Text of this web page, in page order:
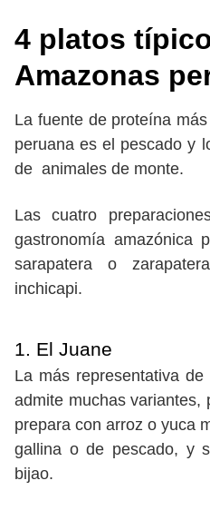
4 platos
Amazonas
La fuente de proteína
peruana es el pescado y
de animales de monte.
Las cuatro
gastronomía amazónica
sarapatera o
inchicapi.
1. El Juane
La más representativa
admite muchas variantes,
prepara con arroz o yuca
gallina o de pescado, y
bijao.